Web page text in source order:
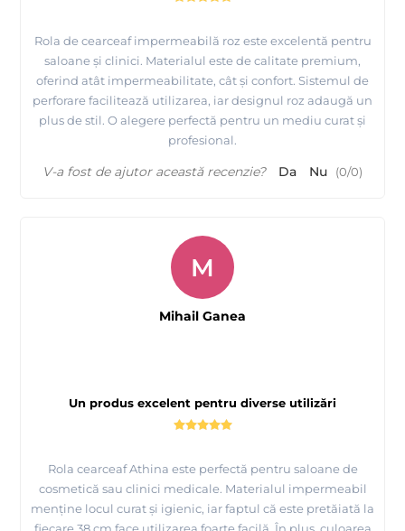
Rola de cearceaf impermeabilă roz este excelentă pentru
saloane și clinici. Materialul este de calitate premium,
oferind atât impermeabilitate, cât și confort. Sistemul de
perforare facilitează utilizarea, iar designul roz adaugă un
plus de stil. O alegere perfectă pentru un mediu curat și
profesional.
V-a fost de ajutor această recenzie? Da Nu (0/0)
Un produs excelent pentru diverse utilizări
Rola cearceaf Athina este perfectă pentru saloane de
cosmetică sau clinici medicale. Materialul impermeabil
menține locul curat și igienic, iar faptul că este pretăiată la
M
Mihail Ganea